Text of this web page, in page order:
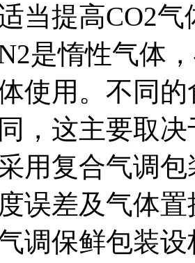
当提高CO2
是惰性气体
使用。不同
，这主要取
用复合气调
误差及气体
调保鲜包装